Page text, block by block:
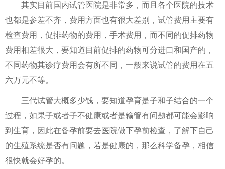
其实目前国内试管医院是非常多，而且各个医院的技术
也都是参差不齐，费用方面也有很大差别，试管费用主要有
检查费用，促排药物的费用，手术费用，而不同的促排药物
费用相差很大，要知道目前促排的药物可分进口和国产的，
不同药物其诊疗费用会有所不同，一般来说试管的费用在五
六万元不等。
三代试管大概多少钱，要知道孕育是子和子结合的一个
过程，如果子或者子不健康或者是输管有问题都可能会影响
到生育，因此在备孕前要去医院做下孕前检查，了解下自己
的生殖系统是否有问题，若是健康的，那么科学备孕，相信
很快就会好孕的。